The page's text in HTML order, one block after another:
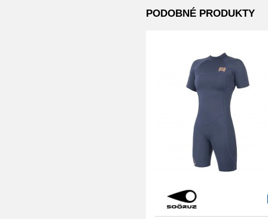
PODOBNÉ PRODUKTY